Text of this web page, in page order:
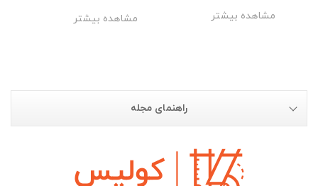
مشاهده بیشتر
مشاهده بیشتر
راهنمای مجله